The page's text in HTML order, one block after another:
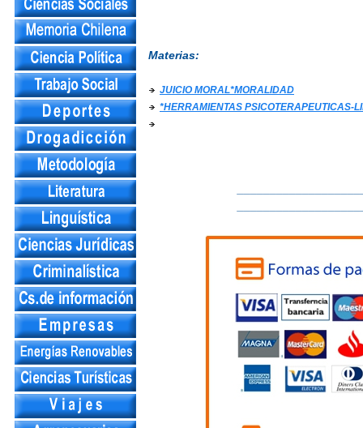
Materias:
JUICIO MORAL*MORALIDAD
*HERRAMIENTAS PSICOTERAPEUTICAS-